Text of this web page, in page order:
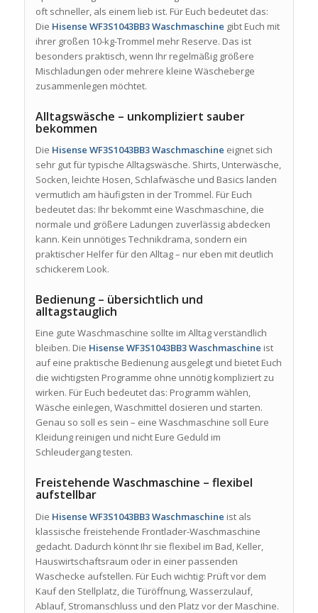
oft schneller, als einem lieb ist. Für Euch bedeutet das:
Die Hisense WF3S1043BB3 Waschmaschine gibt Euch mit
ihrer großen 10-kg-Trommel mehr Reserve. Das ist
besonders praktisch, wenn Ihr regelmäßig größere
Mischladungen oder mehrere kleine Wäscheberge
zusammenlegen möchtet.
Alltagswäsche – unkompliziert sauber
bekommen
Die Hisense WF3S1043BB3 Waschmaschine eignet sich
sehr gut für typische Alltagswäsche. Shirts, Unterwäsche,
Socken, leichte Hosen, Schlafwäsche und Basics landen
vermutlich am häufigsten in der Trommel. Für Euch
bedeutet das: Ihr bekommt eine Waschmaschine, die
normale und größere Ladungen zuverlässig abdecken
kann. Kein unnötiges Technikdrama, sondern ein
praktischer Helfer für den Alltag – nur eben mit deutlich
schickerem Look.
Bedienung – übersichtlich und
alltagstauglich
Eine gute Waschmaschine sollte im Alltag verständlich
bleiben. Die Hisense WF3S1043BB3 Waschmaschine ist
auf eine praktische Bedienung ausgelegt und bietet Euch
die wichtigsten Programme ohne unnötig kompliziert zu
wirken. Für Euch bedeutet das: Programm wählen,
Wäsche einlegen, Waschmittel dosieren und starten.
Genau so soll es sein – eine Waschmaschine soll Eure
Kleidung reinigen und nicht Eure Geduld im
Schleudergang testen.
Freistehende Waschmaschine – flexibel
aufstellbar
Die Hisense WF3S1043BB3 Waschmaschine ist als
klassische freistehende Frontlader-Waschmaschine
gedacht. Dadurch könnt Ihr sie flexibel im Bad, Keller,
Hauswirtschaftsraum oder in einer passenden
Waschecke aufstellen. Für Euch wichtig: Prüft vor dem
Kauf den Stellplatz, die Türöffnung, Wasserzulauf,
Ablauf, Stromanschluss und den Platz vor der Maschine.